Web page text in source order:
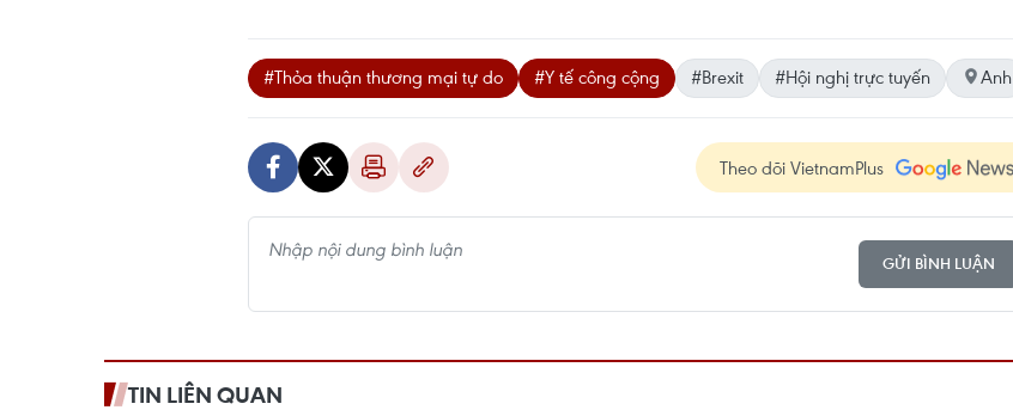
#Thỏa thuận thương mại tự do #Y tế công cộng #Brexit #Hội nghị trực tuyến Anh
Theo dõi VietnamPlus
GỬI BÌNH LUẬN
TIN LIÊN QUAN